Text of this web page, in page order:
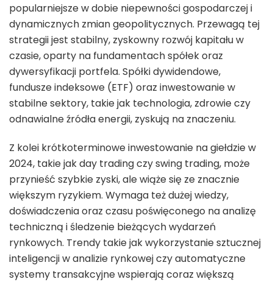
popularniejsze w dobie niepewności gospodarczej i
dynamicznych zmian geopolitycznych. Przewagą tej
strategii jest stabilny, zyskowny rozwój kapitału w
czasie, oparty na fundamentach spółek oraz
dywersyfikacji portfela. Spółki dywidendowe,
fundusze indeksowe (ETF) oraz inwestowanie w
stabilne sektory, takie jak technologia, zdrowie czy
odnawialne źródła energii, zyskują na znaczeniu.
Z kolei krótkoterminowe inwestowanie na giełdzie w
2024, takie jak day trading czy swing trading, może
przynieść szybkie zyski, ale wiąże się ze znacznie
większym ryzykiem. Wymaga też dużej wiedzy,
doświadczenia oraz czasu poświęconego na analizę
techniczną i śledzenie bieżących wydarzeń
rynkowych. Trendy takie jak wykorzystanie sztucznej
inteligencji w analizie rynkowej czy automatyczne
systemy transakcyjne wspierają coraz większą